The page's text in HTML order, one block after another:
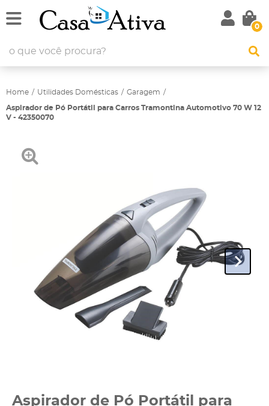
0
Home Utilidades Domésticas Garagem
Aspirador de Pó Portátil para Carros Tramontina Automotivo 70 W 12
V - 42350070
Aspirador de Pó Portátil para